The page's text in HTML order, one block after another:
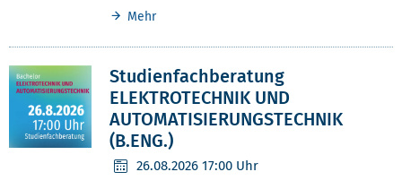
Mehr
Studienfachberatung
ELEKTROTECHNIK UND
AUTOMATISIERUNGSTECHNIK
(B.ENG.)
26.08.2026 17:00 Uhr